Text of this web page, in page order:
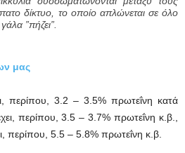
δίκτυο, το οποίο απλώνεται σε όλο
”πήζει”.
μας
περίπου, 3.2 – 3.5% πρωτεΐνη κατά
περίπου, 3.5 – 3.7% πρωτεΐνη κ.β.,
περίπου, 5.5 – 5.8% πρωτεΐνη κ.β.